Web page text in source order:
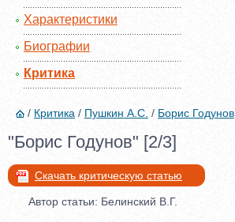
Характеристики
Биографии
Критика
/ Критика / Пушкин А.С. / Борис Годунов
"Борис Годунов" [2/3]
Скачать критическую статью
Автор статьи: Белинский В.Г.